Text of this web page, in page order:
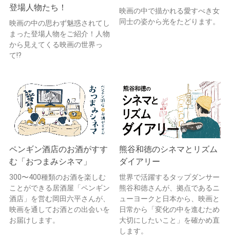
登場人物たち！
映画の中の思わず魅惑されてし
まった登場人物をご紹介！人物
から見えてくる映画の世界っ
て!?
映画の中で描かれる愛すべき女
同士の姿から光をたどります。
ペンギン酒店のお酒がすす
む「おつまみシネマ」
300〜400種類のお酒を楽しむ
ことができる居酒屋「ペンギン
酒店」を営む岡田六平さんが、
映画を通してお酒との出会いを
お届けします。
熊谷和徳のシネマとリズム
ダイアリー
世界で活躍するタップダンサー
熊谷和徳さんが、拠点であるニ
ューヨークと日本から、映画と
日常から「変化の中を進むため
大切にしたいこと」を確かめ直
します。